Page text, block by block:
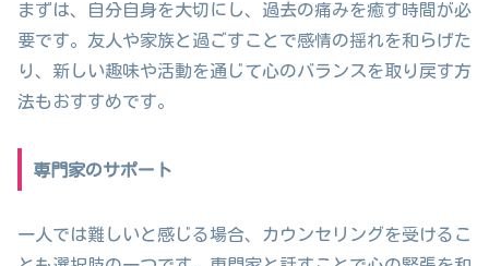
まずは、自分自身を大切にし、過去の痛みを癒す時間が必
要です。友人や家族と過ごすことで感情の揺れを和らげた
り、新しい趣味や活動を通じて心のバランスを取り戻す方
法もおすすめです。
専門家のサポート
一人では難しいと感じる場合、カウンセリングを受けるこ